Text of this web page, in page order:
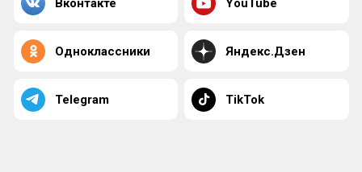
Одноклассники Яндекс.Дзен
Telegram TikTok